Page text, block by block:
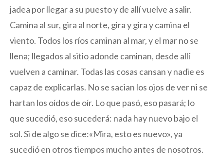
jadea por llegar a su puesto y de allí vuelve a salir.
Camina al sur, gira al norte, gira y gira y camina el
viento. Todos los ríos caminan al mar, y el mar no se
llena; llegados al sitio adonde caminan, desde allí
vuelven a caminar. Todas las cosas cansan y nadie es
capaz de explicarlas. No se sacian los ojos de ver ni se
hartan los oídos de oír. Lo que pasó, eso pasará; lo
que sucedió, eso sucederá: nada hay nuevo bajo el
sol. Si de algo se dice:«Mira, esto es nuevo», ya
sucedió en otros tiempos mucho antes de nosotros.